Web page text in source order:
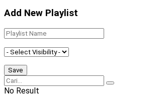
Add New Playlist
No Result